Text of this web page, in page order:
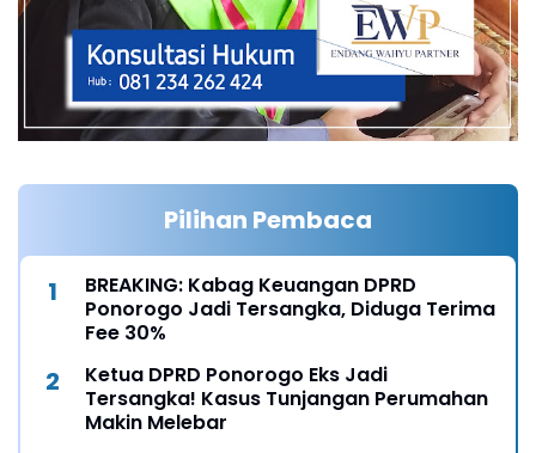
Pilihan Pembaca
BREAKING: Kabag Keuangan DPRD
Ponorogo Jadi Tersangka, Diduga Terima
Fee 30%
Ketua DPRD Ponorogo Eks Jadi
Tersangka! Kasus Tunjangan Perumahan
Makin Melebar